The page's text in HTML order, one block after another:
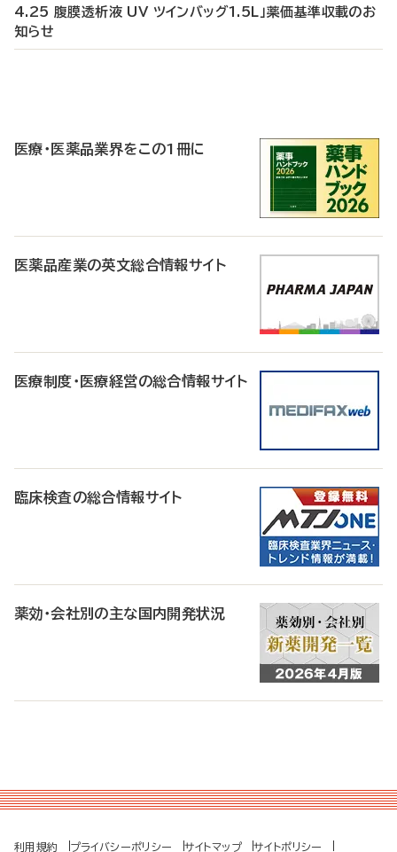
4.25 腹膜透析液 UV ツインバッグ1.5L」薬価基準収載のお
知らせ
医療・医薬品業界をこの1冊に
医薬品産業の英文総合情報サイト
医療制度・医療経営の総合情報サイト
臨床検査の総合情報サイト
薬効・会社別の主な国内開発状況
利用規約 プライバシーポリシー サイトマップ サイトポリシー